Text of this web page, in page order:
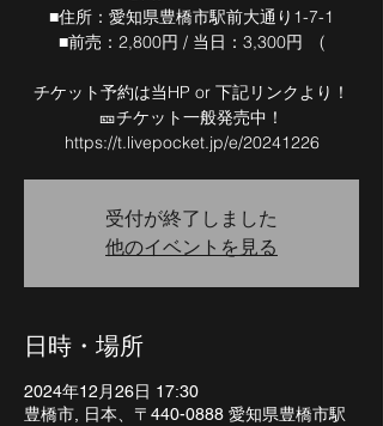
■住所：愛知県豊橋市駅前大通り1-7-1
■前売：2,800円 / 当日：3,300円 (
チケット予約は当HP or 下記リンクより！
🎫チケット一般発売中！
https://t.livepocket.jp/e/20241226
受付が終了しました
他のイベントを見る
日時・場所
2024年12月26日 17:30
豊橋市, 日本、〒440-0888 愛知県豊橋市駅